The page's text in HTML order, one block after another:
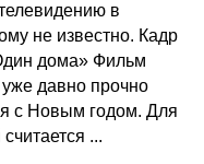
в
не известно. Кадр
дома» Фильм
давно прочно
с Новым годом. Для
...